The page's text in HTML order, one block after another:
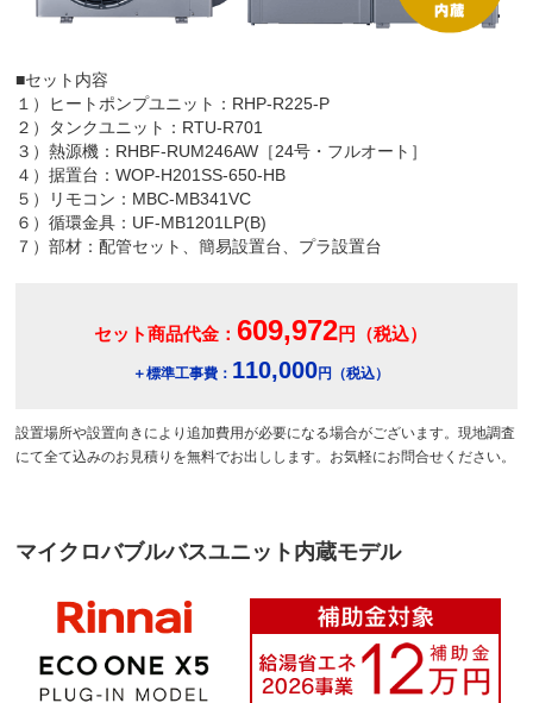
■セット内容
１）ヒートポンプユニット：RHP-R225-P
２）タンクユニット：RTU-R701
３）熱源機：RHBF-RUM246AW［24号・フルオート］
４）据置台：WOP-H201SS-650-HB
５）リモコン：MBC-MB341VC
６）循環金具：UF-MB1201LP(B)
７）部材：配管セット、簡易設置台、プラ設置台
セット商品代金： 609,972円（税込）
＋標準工事費： 110,000円（税込）
設置場所や設置向きにより追加費用が必要になる場合がございます。現地調査
にて全て込みのお見積りを無料でお出しします。お気軽にお問合せください。
マイクロバブルバスユニット内蔵モデル